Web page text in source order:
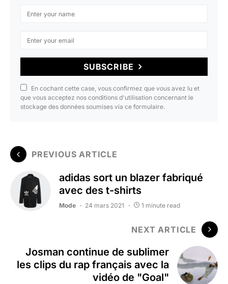
SUBSCRIBE
En cochant cette case, vous confirmez que vous avez lu et
que vous acceptez nos conditions d'utilisation concernant le
stockage des données soumises via ce formulaire.
PREVIOUS ARTICLE
adidas sort un blazer fabriqué
avec des t-shirts
Mode 24 mars 2021 1 minute read
NEXT ARTICLE
Josman continue de sublimer
les clips du rap français avec la
vidéo de "Goal"